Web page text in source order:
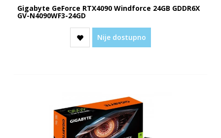
Gigabyte GeForce RTX4090 Windforce 24GB GDDR6X
GV-N4090WF3-24GD
Nije dostupno